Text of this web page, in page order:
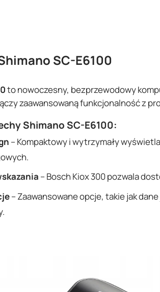
SC-E6100
to nowoczesny, bezprzewodowy
zaawansowaną funkcjonalność z
Shimano SC-E6100:
– Kompaktowy i wytrzymały
– Bosch Kiox 300 pozwala
– Zaawansowane opcje, takie jak